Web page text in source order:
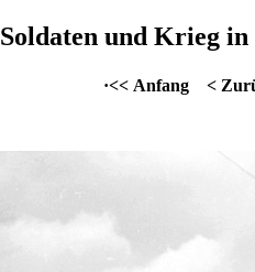
Soldaten und Krieg in
·<< Anfang <